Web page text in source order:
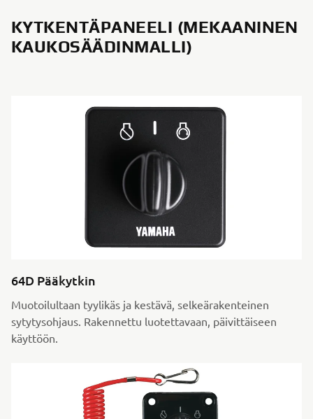
KYTKENTÄPANEELI (MEKAANINEN
KAUKOSÄÄDINMALLI)
64D Pääkytkin
Muotoilultaan tyylikäs ja kestävä, selkeärakenteinen
sytytysohjaus. Rakennettu luotettavaan, päivittäiseen
käyttöön.